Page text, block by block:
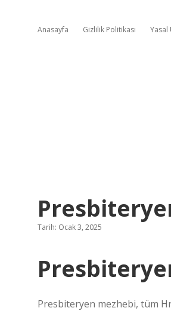
Anasayfa Gizlilik Politikası Yasal
Tarih: Ocak 3, 2025
Presbiteryen mezhebi, tüm